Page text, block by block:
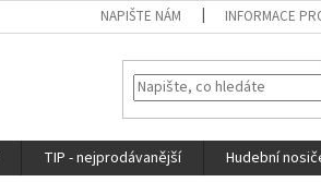
NAPIŠTE NÁM INFORMACE
TIP - nejprodávanější Hudební